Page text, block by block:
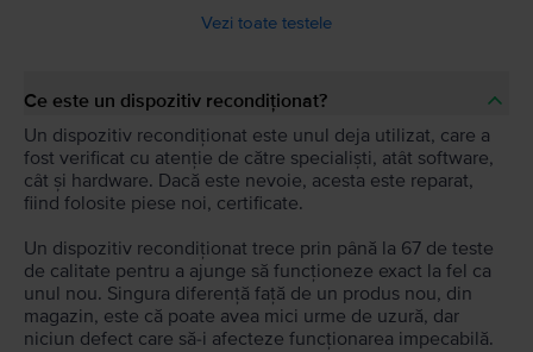
Vezi toate testele
Ce este un dispozitiv recondiționat?
Un dispozitiv recondiționat este unul deja utilizat, care a
fost verificat cu atenție de către specialiști, atât software,
cât și hardware. Dacă este nevoie, acesta este reparat,
fiind folosite piese noi, certificate.
Un dispozitiv recondiționat trece prin până la 67 de teste
de calitate pentru a ajunge să funcționeze exact la fel ca
unul nou. Singura diferență față de un produs nou, din
magazin, este că poate avea mici urme de uzură, dar
niciun defect care să-i afecteze funcționarea impecabilă.